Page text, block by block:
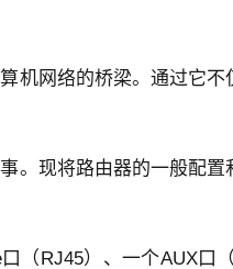
机网络的桥梁。通过它
。现将路由器的一般配
（RJ45）、一个AUX口